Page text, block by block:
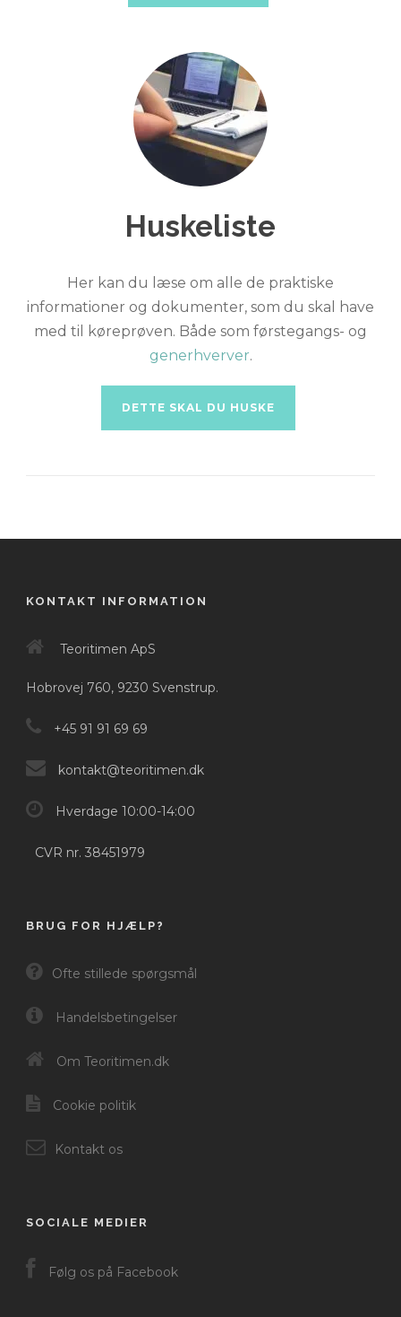
Huskeliste
Her kan du læse om alle de praktiske
informationer og dokumenter, som du skal have
med til køreprøven. Både som førstegangs- og
generhverver.
DETTE SKAL DU HUSKE
KONTAKT INFORMATION
Teoritimen ApS
Hobrovej 760, 9230 Svenstrup.
+45 91 91 69 69
kontakt@teoritimen.dk
Hverdage 10:00-14:00
CVR nr. 38451979
BRUG FOR HJÆLP?
Ofte stillede spørgsmål
Handelsbetingelser
Om Teoritimen.dk
Cookie politik
Kontakt os
SOCIALE MEDIER
Følg os på Facebook